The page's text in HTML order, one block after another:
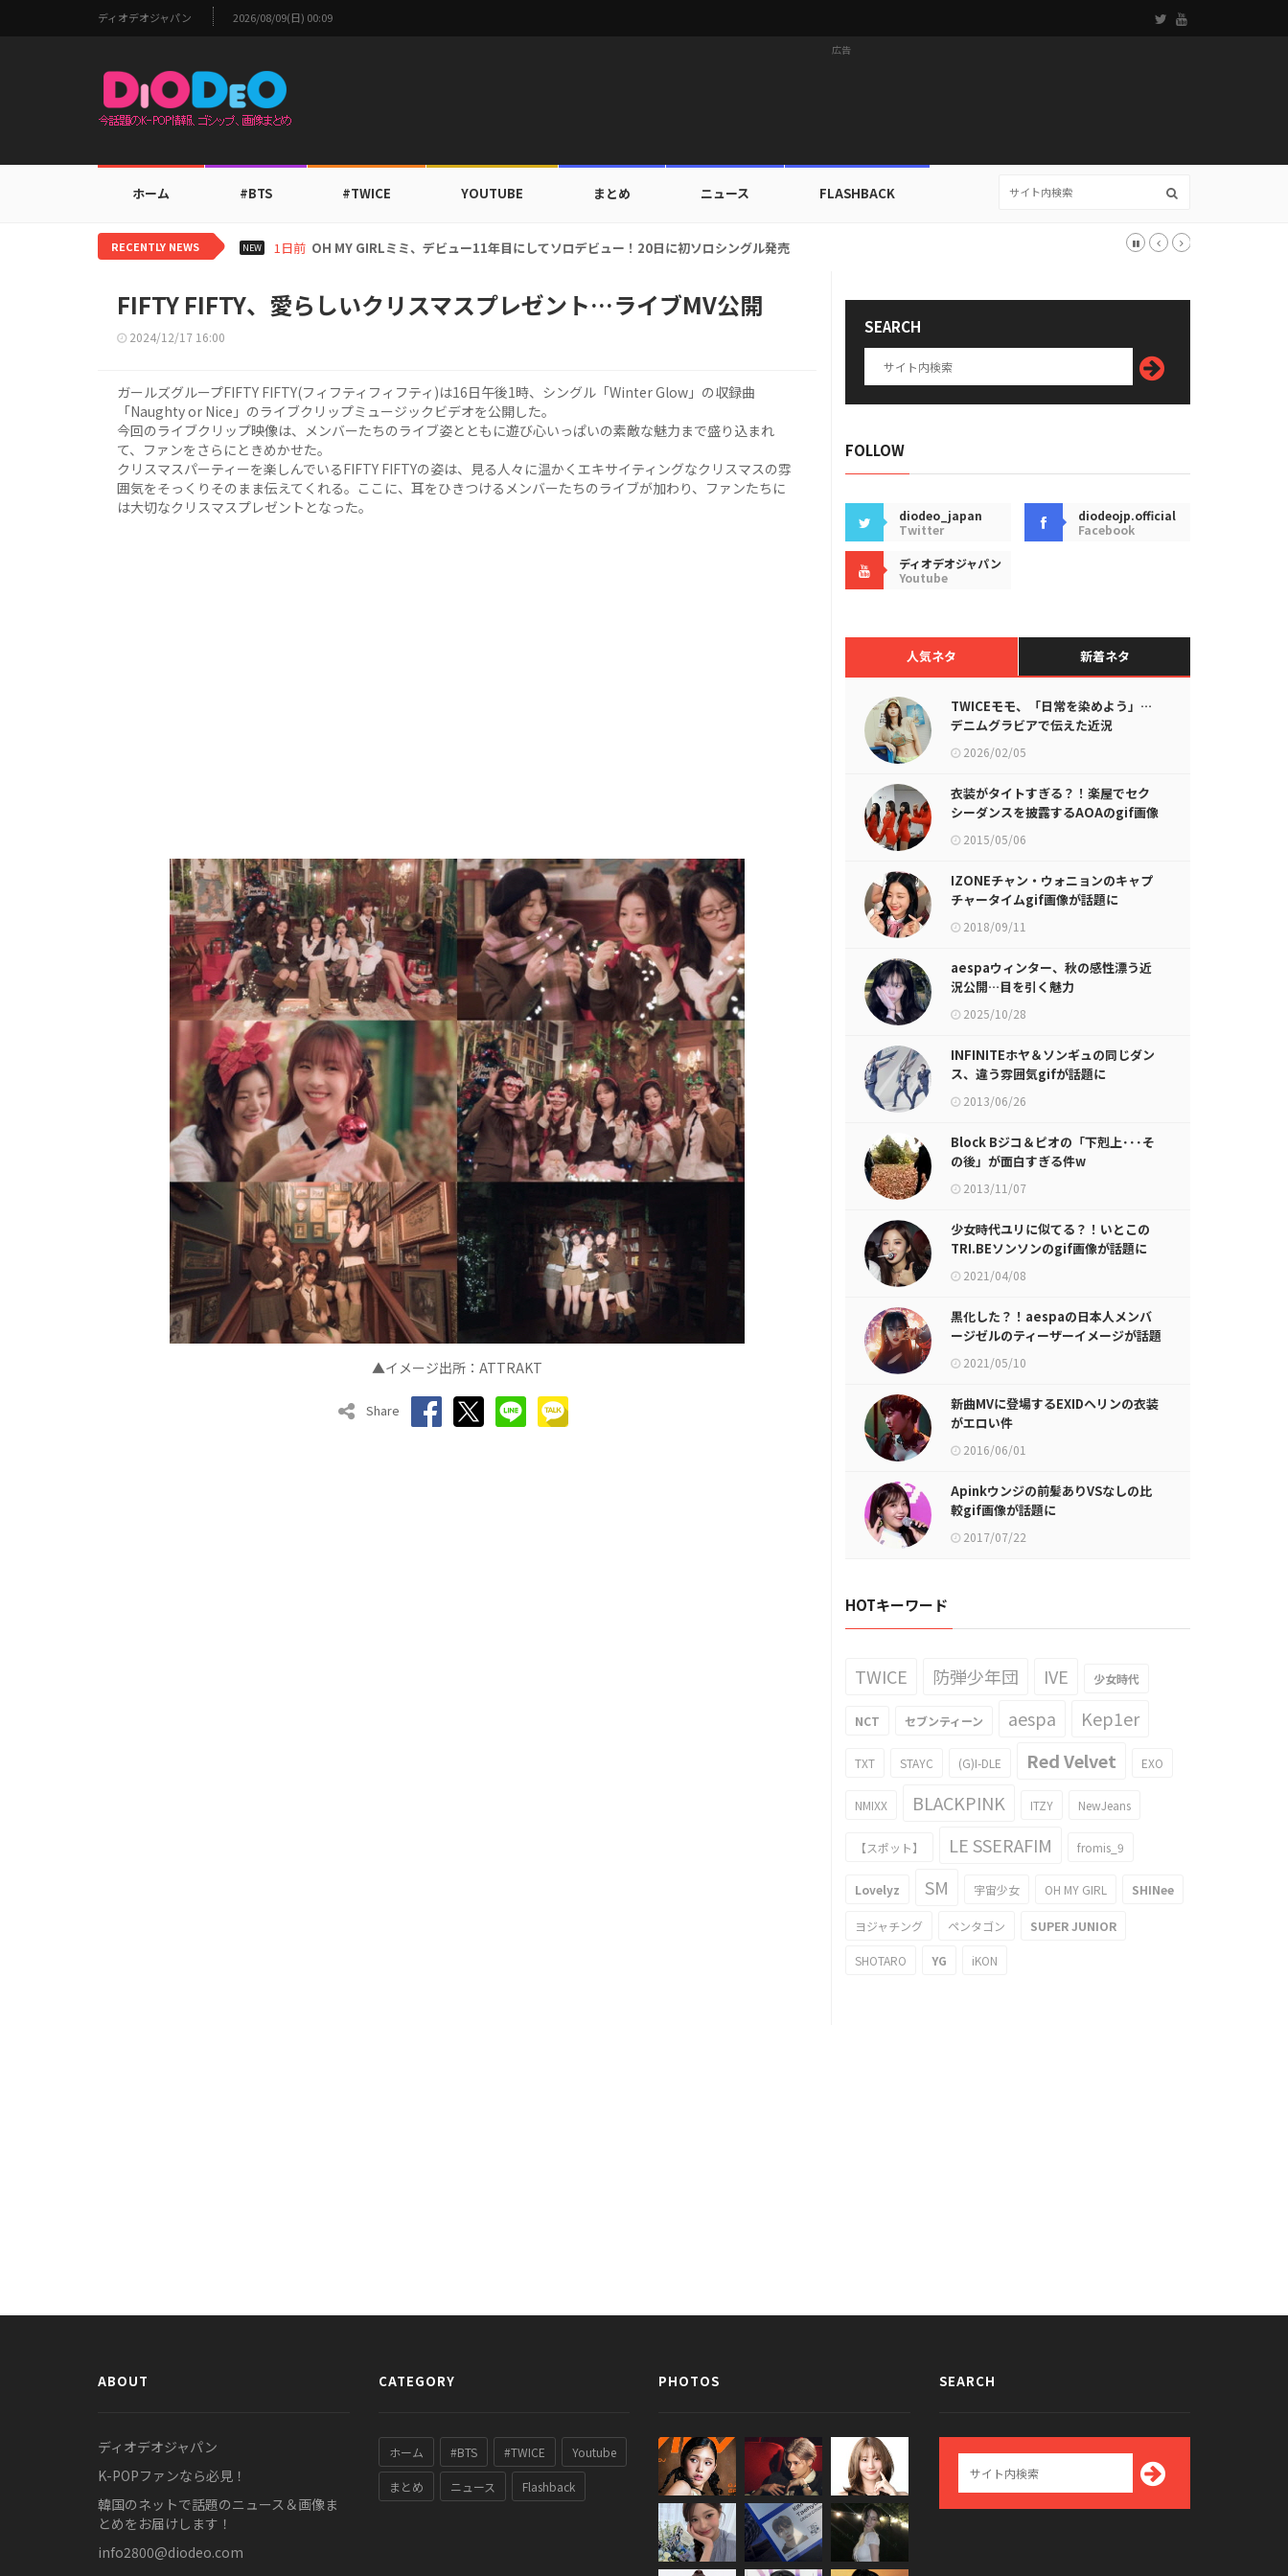
ディオデオジャパン 2026/08/09(日) 00:09
広告
ホーム #BTS #TWICE YOUTUBE まとめ ニュース FLASHBACK
RECENTLY NEWS NEW 1日前 BTS V、ワールドカップ出入証を公開…証明写真でも完璧なビジュアル！
FIFTY FIFTY、愛らしいクリスマスプレゼント…ライブMV公開
2024/12/17 16:00
ガールズグループFIFTY FIFTY(フィフティフィフティ)は16日午後1時、シングル「Winter Glow」の収録曲
「Naughty or Nice」のライブクリップミュージックビデオを公開した。
今回のライブクリップ映像は、メンバーたちのライブ姿とともに遊び心いっぱいの素敵な魅力まで盛り込まれ
て、ファンをさらにときめかせた。
クリスマスパーティーを楽しんでいるFIFTY FIFTYの姿は、見る人々に温かくエキサイティングなクリスマスの雰
囲気をそっくりそのまま伝えてくれる。ここに、耳をひきつけるメンバーたちのライブが加わり、ファンたちに
は大切なクリスマスプレゼントとなった。
▲イメージ出所：ATTRAKT
Share
SEARCH
FOLLOW
diodeo_japan
Twitter
diodeojp.official
Facebook
ディオデオジャパン
Youtube
人気ネタ 新着ネタ
TWICEモモ、「日常を染めよう」…
デニムグラビアで伝えた近況
2026/02/05
衣装がタイトすぎる？！楽屋でセク
シーダンスを披露するAOAのgif画像
が話題に
2015/05/06
IZONEチャン・ウォニョンのキャプ
チャータイムgif画像が話題に
2018/09/11
aespaウィンター、秋の感性漂う近
況公開…目を引く魅力
2025/10/28
INFINITEホヤ＆ソンギュの同じダン
ス、違う雰囲気gifが話題に
2013/06/26
Block Bジコ＆ピオの「下剋上･･･そ
の後」が面白すぎる件w
2013/11/07
少女時代ユリに似てる？！いとこの
TRI.BEソンソンのgif画像が話題に
2021/04/08
黒化した？！aespaの日本人メンバ
ージゼルのティーザーイメージが話題
に 2021/05/10
新曲MVに登場するEXIDヘリンの衣装
がエロい件
2016/06/01
Apinkウンジの前髪ありVSなしの比
較gif画像が話題に
2017/07/22
HOTキーワード
TWICE 防弾少年団 IVE 少女時代
NCT セブンティーン aespa Kep1er
TXT STAYC (G)I-DLE Red Velvet EXO
NMIXX BLACKPINK ITZY NewJeans
【スポット】 LE SSERAFIM fromis_9
Lovelyz SM 宇宙少女 OH MY GIRL SHINee
ヨジャチング ペンタゴン SUPER JUNIOR
SHOTARO YG iKON
ABOUT
ディオデオジャパン
K-POPファンなら必見！
韓国のネットで話題のニュース＆画像ま
とめをお届けします！
info2800@diodeo.com
CATEGORY
ホーム #BTS #TWICE Youtube
まとめ ニュース Flashback
PHOTOS SEARCH